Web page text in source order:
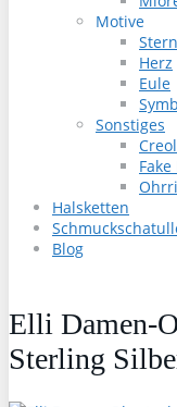
Motive
Stern
Herz
Eule
Sonstiges
Fake
Halsketten
Blog
Elli Damen-
Sterling